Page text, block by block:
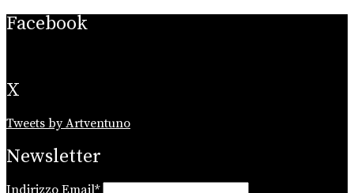
Facebook
X
Tweets by Artventuno
Newsletter
Indirizzo Email*